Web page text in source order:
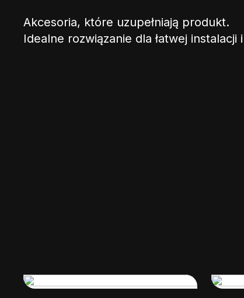
Akcesoria, które uzupełniają produkt.
Idealne rozwiązanie dla łatwej instalacji